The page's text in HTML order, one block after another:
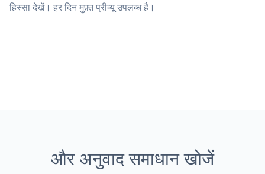
हिस्सा देखें। हर दिन मुफ़्त प्रीव्यू उपलब्ध है।
और अनुवाद समाधान खोजें